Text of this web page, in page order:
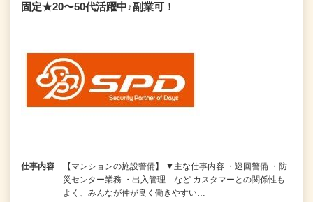
固定★20〜50代活躍中♪副業可！
仕事内容
【マンションの施設警備】 ▼主な仕事内容 ・巡回警備 ・防
災センター業務 ・出入管理 など カスタマーとの関係性も
よく、みんなが仲が良く働きやすい…